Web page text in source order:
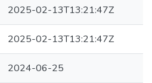
2025-02-13T13:21:47Z
2025-02-13T13:21:47Z
2024-06-25